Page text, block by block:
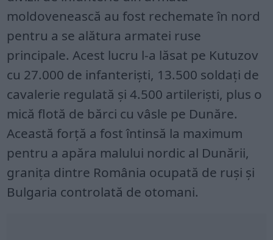
moldovenească au fost rechemate în nord
pentru a se alătura armatei ruse
principale. Acest lucru l-a lăsat pe Kutuzov
cu 27.000 de infanteriști, 13.500 soldați de
cavalerie regulată și 4.500 artileriști, plus o
mică flotă de bărci cu vâsle pe Dunăre.
Această forță a fost întinsă la maximum
pentru a apăra malului nordic al Dunării,
granița dintre România ocupată de ruși și
Bulgaria controlată de otomani.